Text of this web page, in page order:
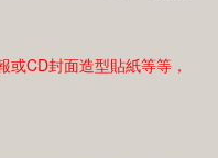
或CD封面造型貼紙等等，